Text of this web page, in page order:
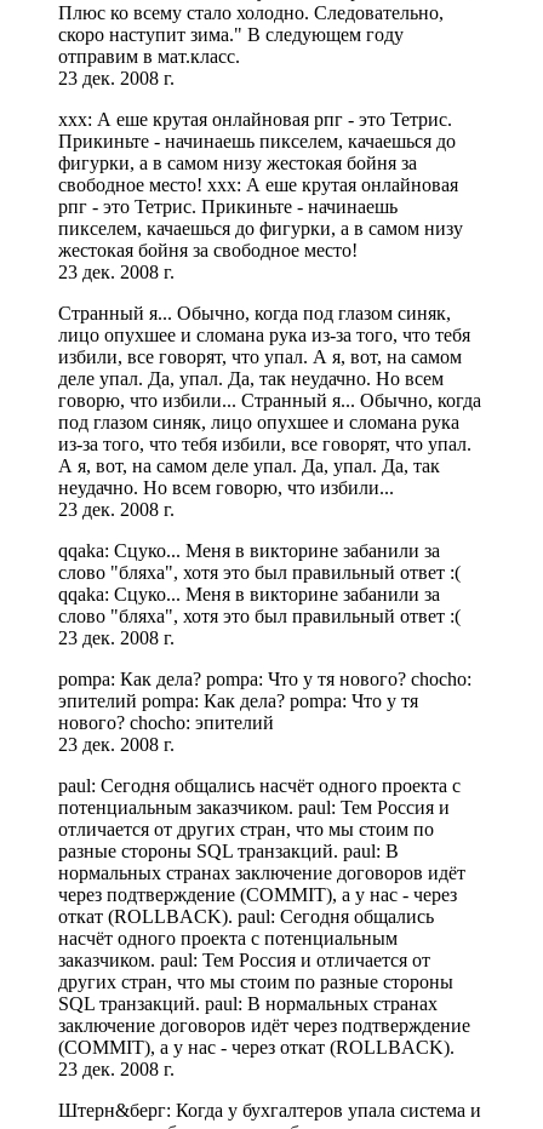
Плюс ко всему стало холодно. Следовательно,
скоро наступит зима." В следующем году
отправим в мат.класс.
23 дек. 2008 г.
xxx: А еше крутая онлайновая рпг - это Тетрис.
Прикиньте - начинаешь пикселем, качаешься до
фигурки, а в самом низу жестокая бойня за
свободное место! xxx: А еше крутая онлайновая
рпг - это Тетрис. Прикиньте - начинаешь
пикселем, качаешься до фигурки, а в самом низу
жестокая бойня за свободное место!
23 дек. 2008 г.
Странный я... Обычно, когда под глазом синяк,
лицо опухшее и сломана рука из-за того, что тебя
избили, все говорят, что упал. А я, вот, на самом
деле упал. Да, упал. Да, так неудачно. Но всем
говорю, что избили... Странный я... Обычно, когда
под глазом синяк, лицо опухшее и сломана рука
из-за того, что тебя избили, все говорят, что упал.
А я, вот, на самом деле упал. Да, упал. Да, так
неудачно. Но всем говорю, что избили...
23 дек. 2008 г.
qqaka: Сцуко... Меня в викторине забанили за
слово "бляха", хотя это был правильный ответ :(
qqaka: Сцуко... Меня в викторине забанили за
слово "бляха", хотя это был правильный ответ :(
23 дек. 2008 г.
pompa: Как дела? pompa: Что у тя нового? chocho:
эпителий pompa: Как дела? pompa: Что у тя
нового? chocho: эпителий
23 дек. 2008 г.
paul: Сегодня общались насчёт одного проекта с
потенциальным заказчиком. paul: Тем Россия и
отличается от других стран, что мы стоим по
разные стороны SQL транзакций. paul: В
нормальных странах заключение договоров идёт
через подтверждение (COMMIT), а у нас - через
откат (ROLLBACK). paul: Сегодня общались
насчёт одного проекта с потенциальным
заказчиком. paul: Тем Россия и отличается от
других стран, что мы стоим по разные стороны
SQL транзакций. paul: В нормальных странах
заключение договоров идёт через подтверждение
(COMMIT), а у нас - через откат (ROLLBACK).
23 дек. 2008 г.
Штерн&берг: Когда у бухгалтеров упала система и